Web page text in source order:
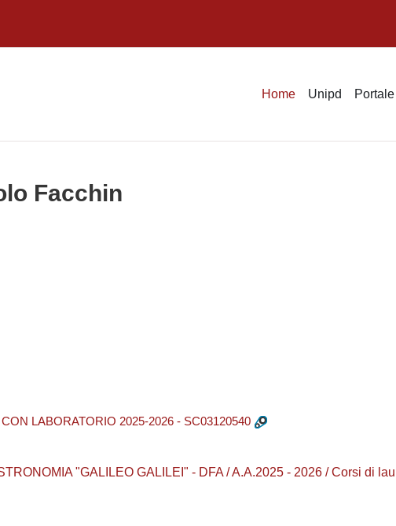
Home Unipd
Facchin
LABORATORIO 2025-2026 - SC03120540
"GALILEO GALILEI" - DFA / A.A.2025 - 2026 / Corsi di